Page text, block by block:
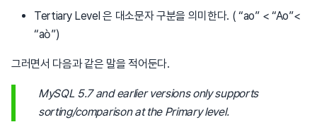
Tertiary Level 은 대소문자 구분을 의미한다. ( “ao” < “Ao”<
“aò”)
그러면서 다음과 같은 말을 적어둔다.
MySQL 5.7 and earlier versions only supports
sorting/comparison at the Primary level.